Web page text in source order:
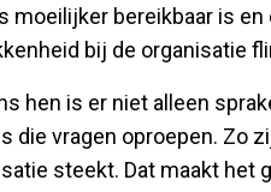
moeilijker bereikbaar is
bij de organisatie
hen is er niet alleen
die vragen oproepen. Zo
steekt. Dat maakt het